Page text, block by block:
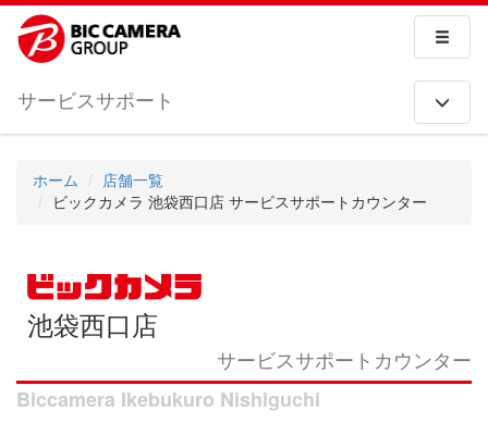
サービスサポート
ホーム
店舗一覧
ビックカメラ 池袋西口店 サービスサポートカウンター
池袋西口店
サービスサポートカウンター
Biccamera Ikebukuro Nishiguchi